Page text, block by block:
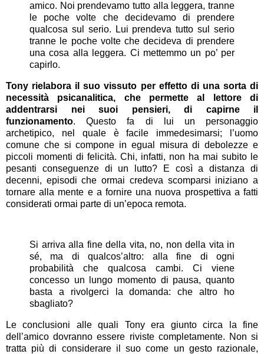
amico. Noi prendevamo tutto alla leggera, tranne
le poche volte che decidevamo di prendere
qualcosa sul serio. Lui prendeva tutto sul serio
tranne le poche volte che decideva di prendere
una cosa alla leggera. Ci mettemmo un po’ per
capirlo.
Tony rielabora il suo vissuto per effetto di una sorta di
necessità psicanalitica, che permette al lettore di
addentrarsi nei suoi pensieri, di capirne il
funzionamento. Questo fa di lui un personaggio
archetipico, nel quale è facile immedesimarsi; l’uomo
comune che si compone in egual misura di debolezze e
piccoli momenti di felicità. Chi, infatti, non ha mai subito le
pesanti conseguenze di un lutto? E così a distanza di
decenni, episodi che ormai credeva scomparsi iniziano a
tornare alla mente e a fornire una nuova prospettiva a fatti
considerati ormai parte di un’epoca remota.
Si arriva alla fine della vita, no, non della vita in
sé, ma di qualcos’altro: alla fine di ogni
probabilità che qualcosa cambi. Ci viene
concesso un lungo momento di pausa, quanto
basta a rivolgerci la domanda: che altro ho
sbagliato?
Le conclusioni alle quali Tony era giunto circa la fine
dell’amico dovranno essere riviste completamente. Non si
tratta più di considerare il suo come un gesto razionale,